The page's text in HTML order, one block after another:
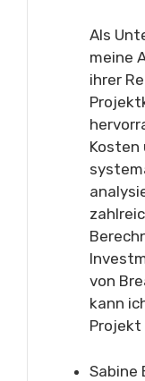
Als
meine
ihrer
Kosten
von
kann
Sabine